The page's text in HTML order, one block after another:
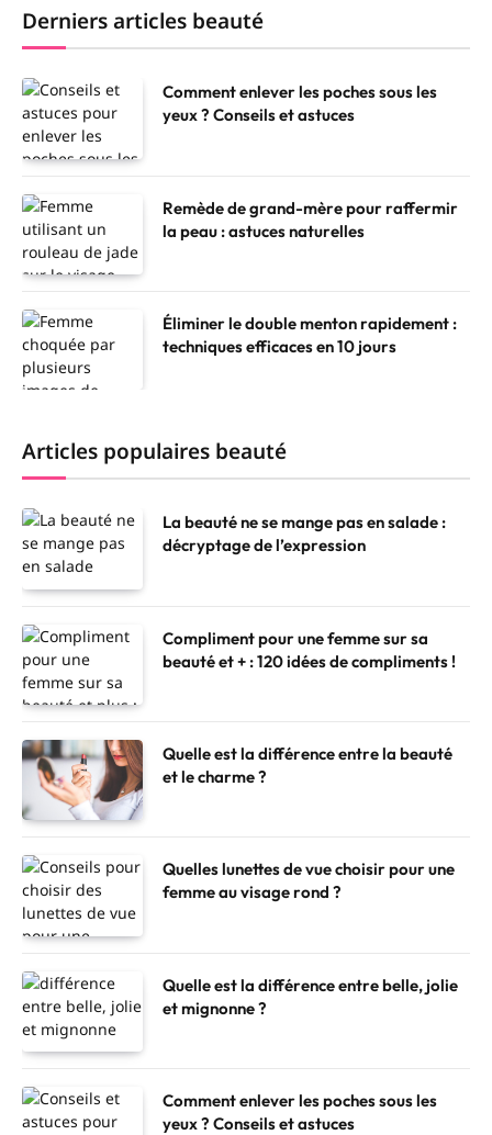
Derniers articles beauté
Comment enlever les poches sous les
yeux ? Conseils et astuces
Remède de grand-mère pour raffermir
la peau : astuces naturelles
Éliminer le double menton rapidement :
techniques efficaces en 10 jours
Articles populaires beauté
La beauté ne se mange pas en salade :
décryptage de l’expression
Compliment pour une femme sur sa
beauté et + : 120 idées de compliments !
Quelle est la différence entre la beauté
et le charme ?
Quelles lunettes de vue choisir pour une
femme au visage rond ?
Quelle est la différence entre belle, jolie
et mignonne ?
Comment enlever les poches sous les
yeux ? Conseils et astuces